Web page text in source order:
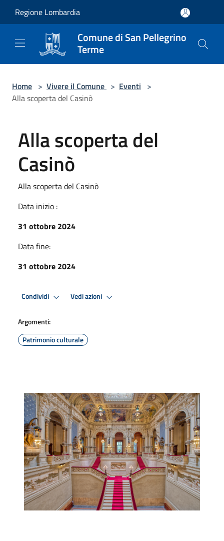
Regione Lombardia
Comune di San Pellegrino
Terme
Home > Vivere il Comune > Eventi >
Alla scoperta del Casinò
Alla scoperta del
Casinò
Alla scoperta del Casinò
Data inizio :
31 ottobre 2024
Data fine:
31 ottobre 2024
Condividi Vedi azioni
Argomenti:
Patrimonio culturale